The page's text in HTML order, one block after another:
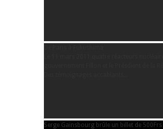
Serge Gainsbourg brûle un billet de